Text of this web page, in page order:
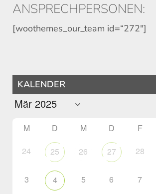
ANSPRECHPERSONEN:
[woothemes_our_team id=“272″]
KALENDER
M D M D F
24 25 26 27 28
3 4 5 6 7